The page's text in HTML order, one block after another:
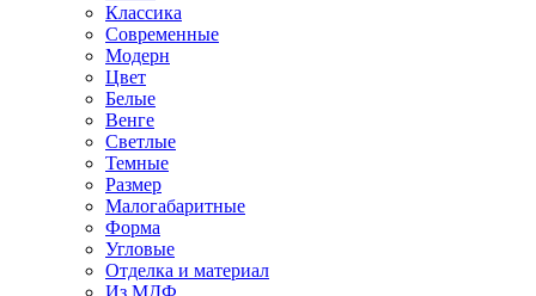
Классика
Современные
Модерн
Цвет
Белые
Венге
Светлые
Темные
Размер
Малогабаритные
Форма
Угловые
Отделка и материал
Из МДФ